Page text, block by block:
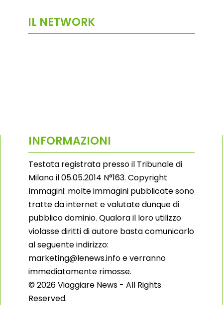
IL NETWORK
INFORMAZIONI
Testata registrata presso il Tribunale di
Milano il 05.05.2014 N°163. Copyright
Immagini: molte immagini pubblicate sono
tratte da internet e valutate dunque di
pubblico dominio. Qualora il loro utilizzo
violasse diritti di autore basta comunicarlo
al seguente indirizzo:
marketing@lenews.info e verranno
immediatamente rimosse.
© 2026 Viaggiare News - All Rights
Reserved.